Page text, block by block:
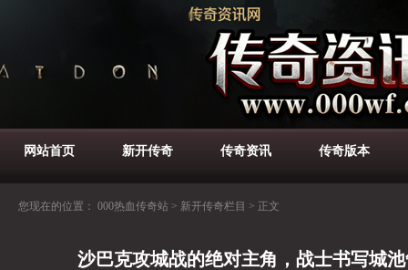
网站首页 新开传奇 传奇资讯 传奇版本
您现在的位置： 000热血传奇站 > 新开传奇栏目 > 正文
沙巴克攻城战的绝对主角，战士书写城